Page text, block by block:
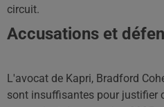
circuit.
Accusations et
L'avocat de Kapri, Bradford
sont insuffisantes pour justifier